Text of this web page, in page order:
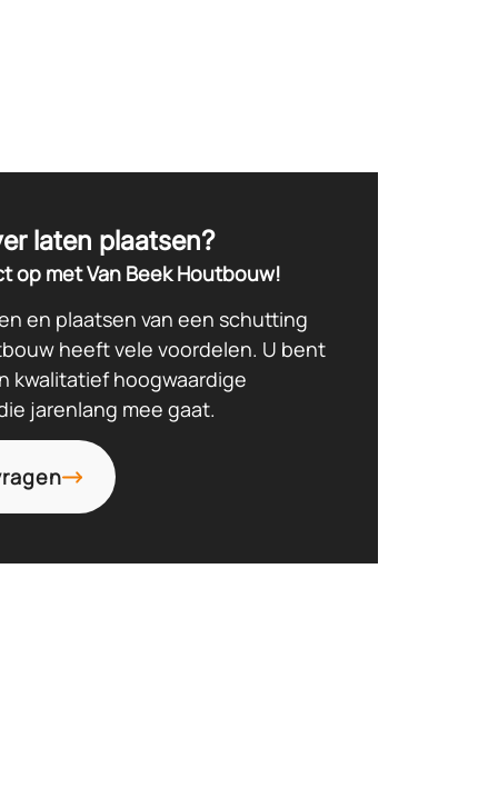
laten plaatsen?
op met Van Beek Houtbouw!
en plaatsen van een schutting
heeft vele voordelen. U bent
kwalitatief hoogwaardige
jarenlang mee gaat.